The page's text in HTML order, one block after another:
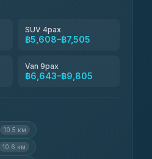
SUV 4pax
฿5,608–฿7,505
Van 9pax
฿6,643–฿9,805
10.5 км
10.6 км